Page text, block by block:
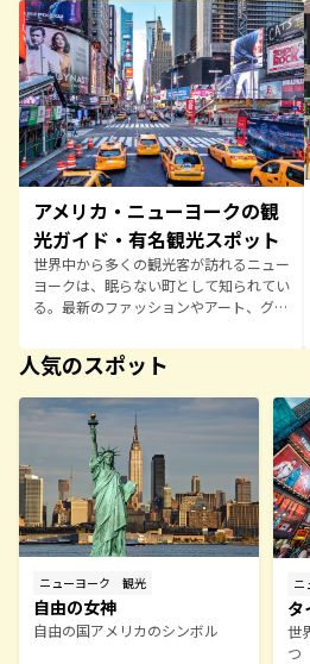
アメリカ・ニューヨークの観
光ガイド・有名観光スポット
世界中から多くの観光客が訪れるニュー
ヨークは、眠らない町として知られてい
る。最新のファッションやアート、グル
刺激的。摩天楼がそびえるマンハッタ
ン、風情あるブルックリン、緑豊かなセ
ントラルパークなど、エリアごとに異な
る顔をもつのも魅力のひとつ。さらに、
ブロードウェイの華やかなショー、タイ
ムズスクエアのネオン街は、ニューヨー
クならではの光景。訪れるたびに新しい
発見があり、何度でも戻りたくなる町、
それがニューヨークだ。
人気のスポット
ニューヨーク 観光
自由の女神
自由の国アメリカのシンボル
ニ
タ
世
つ